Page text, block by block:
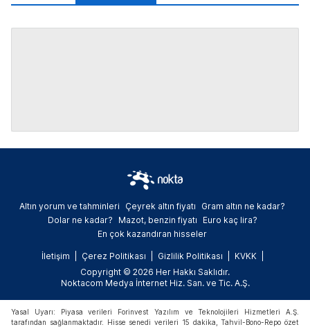
Altın yorum ve tahminleri Çeyrek altın fiyatı
Gram altın ne kadar?
Dolar ne kadar?
Mazot, benzin fiyatı
Euro kaç lira?
En çok kazandıran hisseler
İletişim Çerez Politikası Gizlilik Politikası
KVKK
Copyright © 2026 Her Hakkı Saklıdır.
Noktacom Medya İnternet Hiz. San. ve Tic. A.Ş.
Yasal Uyarı: Piyasa verileri Forinvest Yazılım ve Teknolojileri Hizmetleri A.Ş.
tarafından sağlanmaktadır. Hisse senedi verileri 15 dakika, Tahvil-Bono-Repo özet